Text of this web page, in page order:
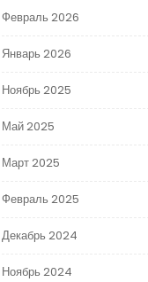
Февраль 2026
Январь 2026
Ноябрь 2025
Май 2025
Март 2025
Февраль 2025
Декабрь 2024
Ноябрь 2024